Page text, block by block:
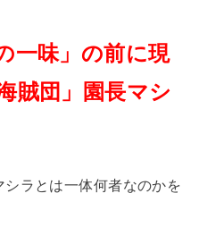
一味」の前に現
賊団」園長マシ
ラとは一体何者なのかを